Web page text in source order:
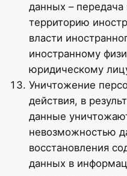
данных –
территорию
власти
иностранному
юридическому
Уничтожение
действия, в
данные
невозможностью
восстановления
данных в